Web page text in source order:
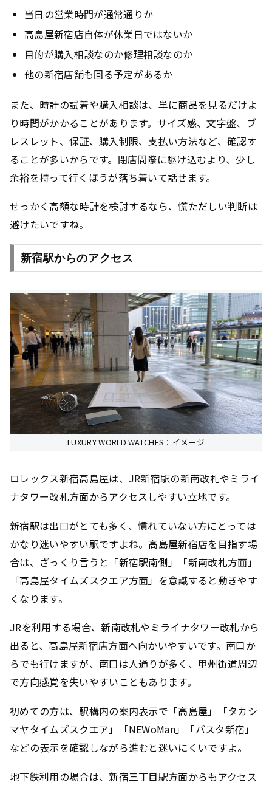
当日の営業時間が通常通りか
高島屋新宿店自体が休業日ではないか
目的が購入相談なのか修理相談なのか
他の新宿店舗も回る予定があるか
また、時計の試着や購入相談は、単に商品を見るだけよ
り時間がかかることがあります。サイズ感、文字盤、ブ
レスレット、保証、購入制限、支払い方法など、確認す
ることが多いからです。閉店間際に駆け込むより、少し
余裕を持って行くほうが落ち着いて話せます。
せっかく高額な時計を検討するなら、慌ただしい判断は
避けたいですね。
新宿駅からのアクセス
LUXURY WORLD WATCHES：イメージ
ロレックス新宿高島屋は、JR新宿駅の新南改札やミライ
ナタワー改札方面からアクセスしやすい立地です。
新宿駅は出口がとても多く、慣れていない方にとっては
かなり迷いやすい駅ですよね。高島屋新宿店を目指す場
合は、ざっくり言うと「新宿駅南側」「新南改札方面」
「高島屋タイムズスクエア方面」を意識すると動きやす
くなります。
JRを利用する場合、新南改札やミライナタワー改札から
出ると、高島屋新宿店方面へ向かいやすいです。南口か
らでも行けますが、南口は人通りが多く、甲州街道周辺
で方向感覚を失いやすいこともあります。
初めての方は、駅構内の案内表示で「高島屋」「タカシ
マヤタイムズスクエア」「NEWoMan」「バスタ新宿」
などの表示を確認しながら進むと迷いにくいですよ。
地下鉄利用の場合は、新宿三丁目駅方面からもアクセス